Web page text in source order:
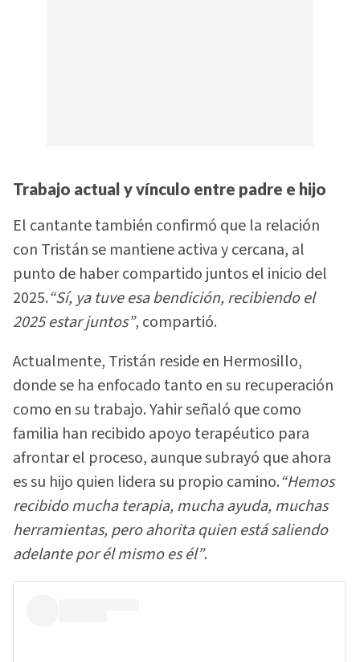
Trabajo actual y vínculo entre padre e hijo
El cantante también confirmó que la relación
con Tristán se mantiene activa y cercana, al
punto de haber compartido juntos el inicio del
2025.“Sí, ya tuve esa bendición, recibiendo el
2025 estar juntos”, compartió.
Actualmente, Tristán reside en Hermosillo,
donde se ha enfocado tanto en su recuperación
como en su trabajo. Yahir señaló que como
familia han recibido apoyo terapéutico para
afrontar el proceso, aunque subrayó que ahora
es su hijo quien lidera su propio camino.“Hemos
recibido mucha terapia, mucha ayuda, muchas
herramientas, pero ahorita quien está saliendo
adelante por él mismo es él”.